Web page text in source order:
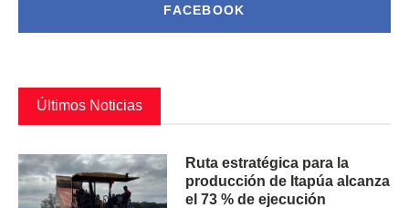
FACEBOOK
Últimos Noticias
Ruta estratégica para la
producción de Itapúa alcanza
el 73 % de ejecución